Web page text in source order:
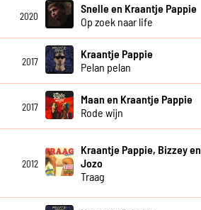
2020
Snelle en Kraantje Pappie
Op zoek naar life
2017
Kraantje Pappie
Pelan pelan
2017
Maan en Kraantje Pappie
Rode wijn
2012
Kraantje Pappie, Bizzey en
Jozo
Traag